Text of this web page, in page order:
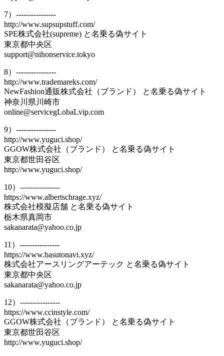
7）----------------
http://www.supsupstuff.com/
SPE株式会社(supreme) と名乗る偽サイト
東京都中央区
support@nihonservice.tokyo
8）----------------
http://www.trademareks.com/
NewFashion通販株式会社（ブランド） と名乗る偽サイト
神奈川県川崎市
online@servicegLobaLvip.com
9）----------------
http://www.yuguci.shop/
GGOW株式会社（ブランド） と名乗る偽サイト
東京都世田谷区
http://www.yuguci.shop/
10）----------------
https://www.albertschrage.xyz/
株式会社模擬店舗 と名乗る偽サイト
栃木県真岡市
sakanarata@yahoo.co.jp
11）----------------
https://www.basutonavi.xyz/
株式会社アースリングアーテック と名乗る偽サイト
東京都中央区
sakanarata@yahoo.co.jp
12）----------------
https://www.ccinstyle.com/
GGOW株式会社（ブランド） と名乗る偽サイト
東京都世田谷区
http://www.yuguci.shop/